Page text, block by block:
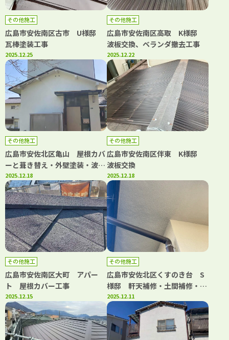
その他施工
広島市安佐南区古市 U様邸
瓦棒塗装工事
2025.12.25
その他施工
広島市安佐南区高取 K様邸
波板交換、ベランダ撤去工事
2025.12.22
その他施工
広島市安佐北区亀山 屋根カバ
ーと葺き替え・外壁塗装・波板
交換工事
2025.12.18
その他施工
広島市安佐南区伴東 K様邸
波板交換
2025.12.18
その他施工
広島市安佐南区大町 アパー
ト 屋根カバー工事
2025.12.15
その他施工
広島市安佐北区くすのき台 S
様邸 軒天補修・土間補修・屋
根補修工事
2025.12.11